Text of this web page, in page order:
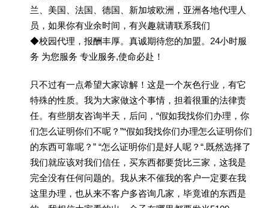
兰、美国、法国、德国、新加坡欧洲，亚洲各地代理人
员，如果你有业余时间，有兴趣就请联系我们
◆校园代理，报酬丰厚。真诚期待您的加盟。24小时服
务 为您服务 专业服务,使命必赴！
只不过有一点希望大家谅解！这是一个灰色行业，有它
特殊的性质。我为大家做这个事情，担着很重的法律责
任。有些朋友咨询半天，后问，“假如我找你们办理，你
们怎么证明你们不呢？”“假如我找你们办理怎么证明你们
的东西可靠呢？” “怎么证明你们是好人呢？“.既然选择了
我们就应该对我们信任，买东西都要货比三家，这我是
完全没有任何问题的。我从来不催我的客户一定要在我
这里办理，也从来不客户多咨询几家，毕竟谁的东西是